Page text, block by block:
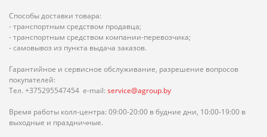
Способы доставки товара:
- транспортным средством продавца;
- транспортным средством компании-перевозчика;
- самовывоз из пункта выдача заказов.
Гарантийное и сервисное обслуживание, разрешение вопросов
покупателей:
Тел. +375295547454 e-mail: service@agroup.by
Время работы колл-центра: 09:00-20:00 в будние дни, 10:00-19:00 в
выходные и праздничные.